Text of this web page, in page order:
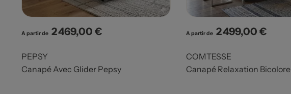
A partir de Prix
2 469,00 €
PEPSY
Canapé Avec Glider Pepsy
A partir de Prix
2 499,00 €
COMTESSE
Canapé Relaxation Bicolore